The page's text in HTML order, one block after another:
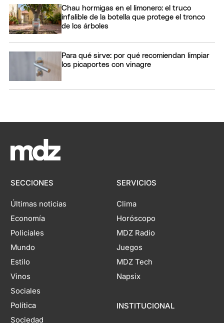
Chau hormigas en el limonero: el truco
infalible de la botella que protege el tronco
de los árboles
Para qué sirve: por qué recomiendan limpiar
los picaportes con vinagre
SECCIONES
Últimas noticias
Economía
Policiales
Mundo
Estilo
Vinos
Sociales
Política
Sociedad
SERVICIOS
Clima
Horóscopo
MDZ Radio
Juegos
MDZ Tech
Napsix
INSTITUCIONAL